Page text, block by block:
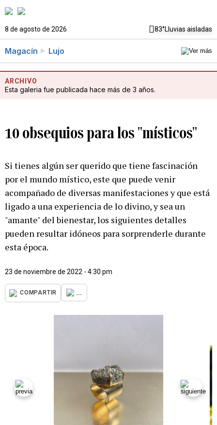
8 de agosto de 2026 83°Lluvias aisladas
Magacín Lujo
ARCHIVO
Esta galeria fue publicada hace más de 3 años.
10 obsequios para los "místicos"
Si tienes algún ser querido que tiene fascinación
por el mundo místico, este que puede venir
acompañado de diversas manifestaciones y que está
ligado a una experiencia de lo divino, y sea un
"amante" del bienestar, los siguientes detalles
pueden resultar idóneos para sorprenderle durante
esta época.
23 de noviembre de 2022 - 4:30 pm
COMPARTIR ...